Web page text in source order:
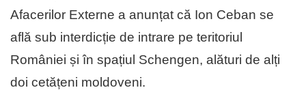
Afacerilor Externe a anunțat că Ion Ceban se
află sub interdicție de intrare pe teritoriul
României și în spațiul Schengen, alături de alți
doi cetățeni moldoveni.